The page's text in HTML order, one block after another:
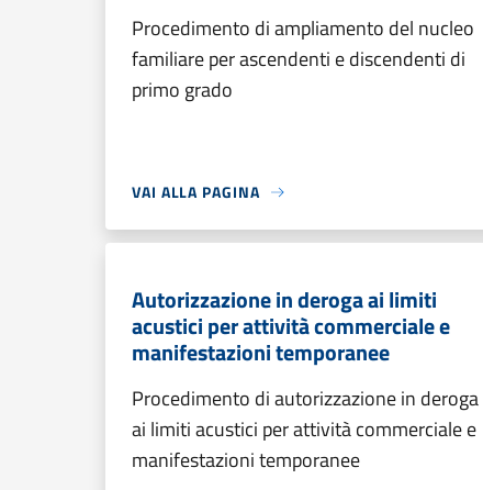
Procedimento di ampliamento del nucleo
familiare per ascendenti e discendenti di
primo grado
VAI ALLA PAGINA
Autorizzazione in deroga ai limiti
acustici per attività commerciale e
manifestazioni temporanee
Procedimento di autorizzazione in deroga
ai limiti acustici per attività commerciale e
manifestazioni temporanee